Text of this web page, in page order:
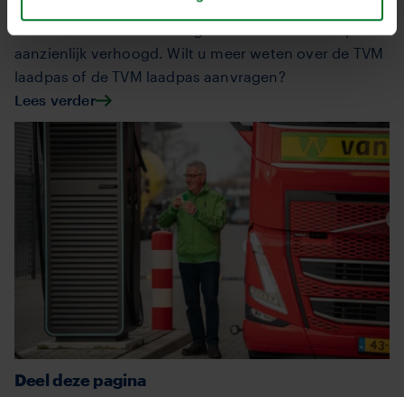
vrachtwagens kunnen opladen. Bereikbaarheid en
aanzienlijk verhoogd. Wilt u meer weten over de TVM
laadpas of de TVM laadpas aanvragen?
Lees verder
Deel deze pagina